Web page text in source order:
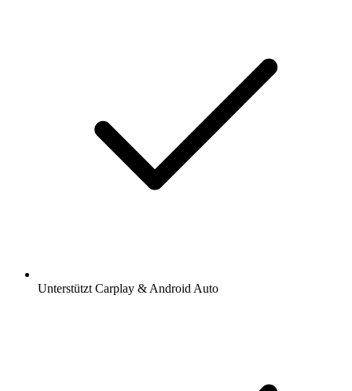
Unterstützt Carplay & Android Auto